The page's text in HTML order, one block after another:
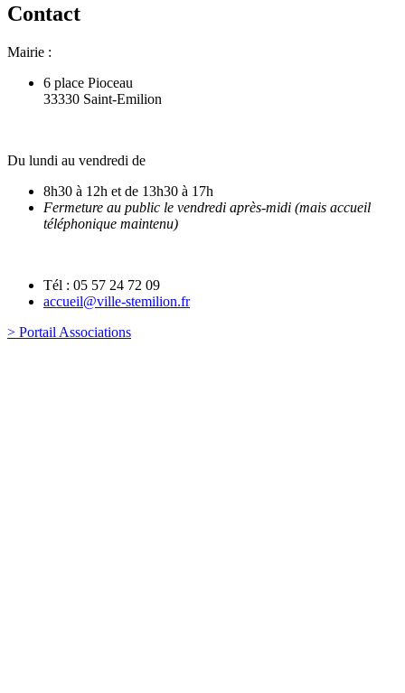
Contact
Mairie :
6 place Pioceau
33330 Saint-Emilion
Du lundi au vendredi de
8h30 à 12h et de 13h30 à 17h
Fermeture au public le vendredi après-midi (mais accueil
téléphonique maintenu)
Tél : 05 57 24 72 09
accueil@ville-stemilion.fr
> Portail Associations